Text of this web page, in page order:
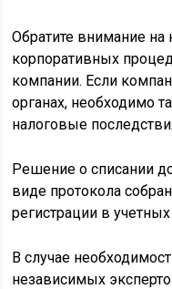
Обратите внимание
корпоративных
компании. Если
органах, необходимо
налоговые
Решение о списании
виде протокола
регистрации в
В случае
независимых